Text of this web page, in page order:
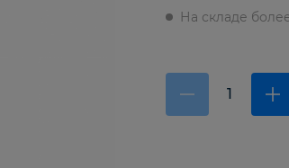
На складе